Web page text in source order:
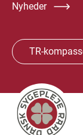
Nyheder
TR-